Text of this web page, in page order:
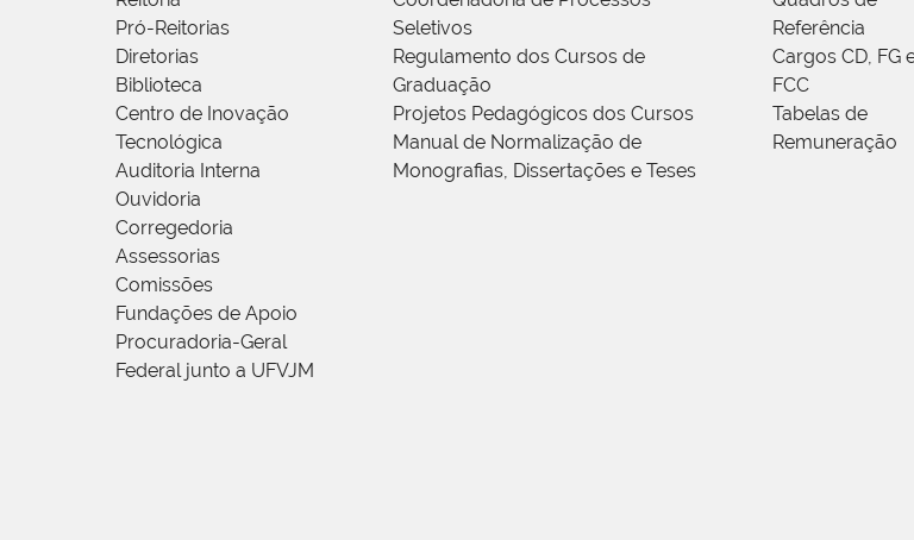
Pró-Reitorias
Diretorias
Biblioteca
Centro de Inovação
Tecnológica
Auditoria Interna
Ouvidoria
Corregedoria
Assessorias
Comissões
Fundações de Apoio
Procuradoria-Geral
Federal junto a UFVJM
Seletivos
Regulamento dos Cursos de
Graduação
Projetos Pedagógicos dos Cursos
Manual de Normalização de
Monografias, Dissertações e Teses
Referência
Cargos CD, FG
FCC
Tabelas de
Remuneração